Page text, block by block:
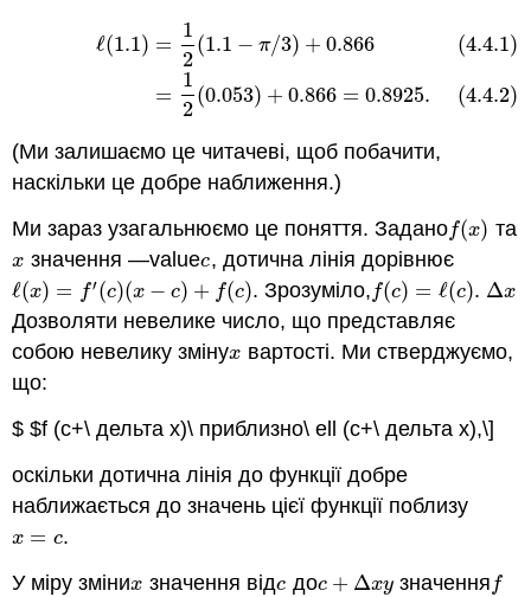
ℓ(1.1) =
1
2
(1.1 − π/3) + 0.866
=
1
2
(0.053) + 0.866 = 0.8925.
(4.4.1)
(4.4.2)
1.1) = 1 1.1 −π/ 0.866 (4.4.2) 0.053 +
(Ми залишаємо це читачеві, щоб побачити,
наскільки це добре наближення.)
Ми зараз узагальнюємо це поняття. Заданоf(x)
f(x) та
x
x значення —valuec
c, дотична лінія дорівнює
ℓ(x) = f′(c)(x − c) + f(c)
ℓ(x)=f′( c)(x−c)+f( c) . Зрозуміло, f(c) = ℓ(c)
f(c)= ℓ(c) . Δx
Δx
Дозволяти невелике число, що представляє
собою невелику змінуx
x вартості. Ми стверджуємо,
що:
$ $f (с+\ дельта х)\ приблизно\ ell (с+\ дельта х),\]
оскільки дотична лінія до функції добре
наближається до значень цієї функції поблизу
x = c
x=c
.
У міру зміниx
x значення відc
c доc + Δx
c +Δx y
y значення f
f